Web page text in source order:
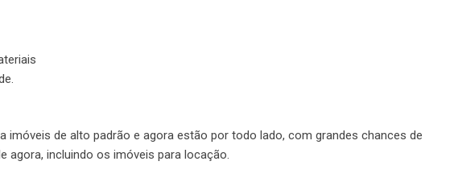
imóveis de alto padrão e agora estão por todo lado, com grandes chances de
agora, incluindo os imóveis para locação.